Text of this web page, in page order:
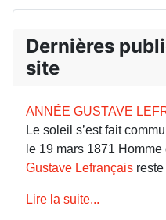
Dernières
site
ANNÉE GUSTAVE
Le soleil s’est fait
le 19 mars 1871
Gustave Lefrançais
Lire la suite...